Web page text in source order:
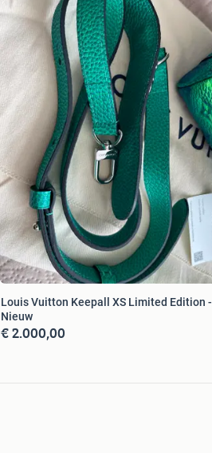
Louis Vuitton Keepall XS Limited Edition -
Nieuw
€ 2.000,00